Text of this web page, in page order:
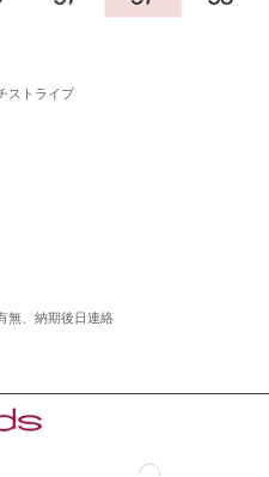
ストライプ
無、納期後日連絡